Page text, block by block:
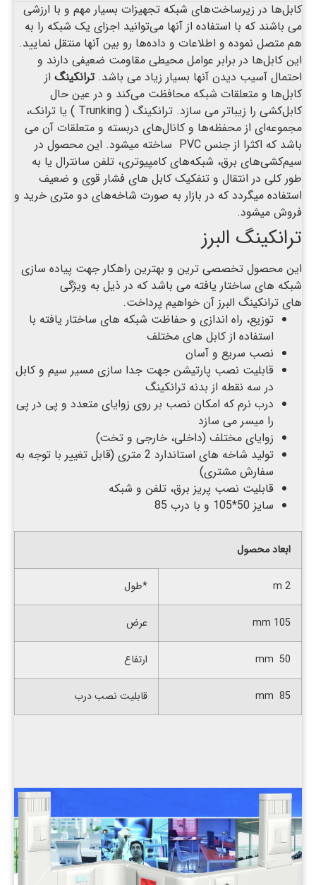
کابل‌ها در زیرساخت‌های شبکه تجهیزات بسیار مهم و با ارزشی
می باشند که با استفاده از آنها می‌توانید اجزای یک شبکه را به
هم متصل نموده و اطلاعات و داده‌ها رو بین آنها منتقل نمایید.
این کابل‌ها در برابر عوامل محیطی مقاومت ضعیفی دارند و
احتمال آسیب دیدن آنها بسیار زیاد می باشد.ترانکینگ از
کابل‌ها و متعلقات شبکه محافظت می‌کند و در عین حال
کابل‌کشی را زیباتر می سازد. ترانکینگ ( Trunking ) یا ترانک،
مجموعه‌ای از محفظه‌ها و کانال‌های دربسته و متعلقات آن می
باشد که اکثرا از جنس PVC ساخته میشود. این محصول در
سیم‌کشی‌های برق، شبکه‌های کامپیوتری، تلفن سانترال یا به‌
طور کلی در انتقال و تنفکیک کابل های فشار قوی و ضعیف
استفاده میگردد که در بازار به ‌صورت شاخه‌های دو متری خرید و
فروش میشود.
ترانکینگ البرز
این محصول تخصصی ترین و بهترین راهکار جهت پیاده سازی
شبکه های ساختار یافته می باشد که در ذیل به ویژگی
های ترانکینگ البرز آن خواهیم پرداخت.
توزیع، راه اندازی و حفاظت شبکه های ساختار یافته با
استفاده از کابل های مختلف
نصب سریع و آسان
قابلیت نصب پارتیشن جهت جدا سازی مسیر سیم و کابل
در سه نقطه از بدنه ترانکینگ
درب نرم که امکان نصب بر روی زوایای متعدد و پی در پی
را میسر می سازد
زوایای مختلف (داخلی، خارجی و تخت)
تولید شاخه های استاندارد 2 متری (قابل تغییر با توجه به
سفارش مشتری)
قابلیت نصب پریز برق، تلفن و شبکه
سایز 50*105 و با درب 85
ابعاد محصول
2 m *طول
105 mm عرض
50 mm ارتفاع
85 mm قابلیت نصب درب